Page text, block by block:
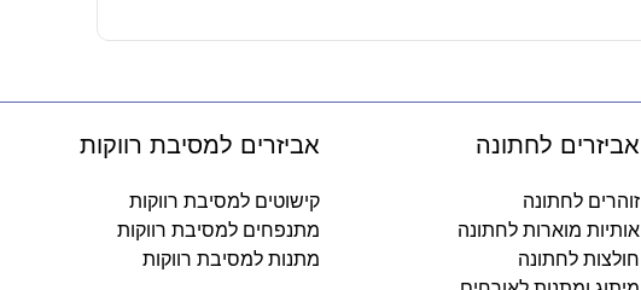
אביזרים לחתונה
זוהרים לחתונה
אותיות מוארות לחתונה
חולצות לחתונה
אביזרים למסיבת רווקות
קישוטים למסיבת רווקות
מתנפחים למסיבת רווקות
מתנות למסיבת רווקות